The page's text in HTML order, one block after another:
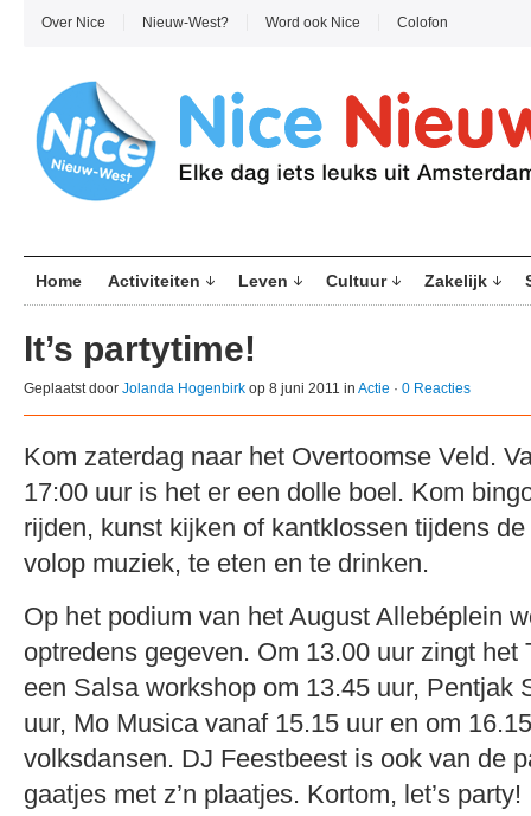
Over Nice Nieuw-West? Word ook Nice Colofon
Home Activiteiten Leven Cultuur Zakelijk
It’s partytime!
Geplaatst door Jolanda Hogenbirk op 8 juni 2011 in Actie · 0 Reacties
Kom zaterdag naar het Overtoomse Veld.
17:00 uur is het er een dolle boel. Kom
rijden, kunst kijken of kantklossen tijdens
volop muziek, te eten en te drinken.
Op het podium van het August Allebéplein
optredens gegeven. Om 13.00 uur zingt het
een Salsa workshop om 13.45 uur, Pentjak
uur, Mo Musica vanaf 15.15 uur en om
volksdansen. DJ Feestbeest is ook van de
gaatjes met z’n plaatjes. Kortom, let’s party!